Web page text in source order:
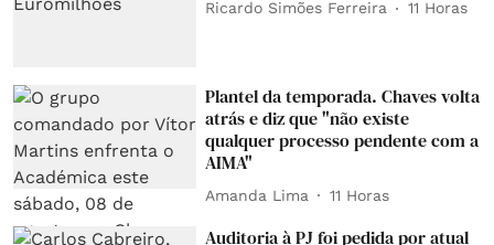
Ricardo Simões Ferreira 11 Horas
Plantel da temporada. Chaves volta
atrás e diz que "não existe
qualquer processo pendente com a
AIMA"
Amanda Lima 11 Horas
Auditoria à PJ foi pedida por atual